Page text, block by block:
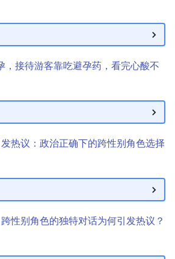
，接待游客靠吃避孕药，看完心酸不
热议：政治正确下的跨性别角色选择
性别角色的独特对话为何引发热议？